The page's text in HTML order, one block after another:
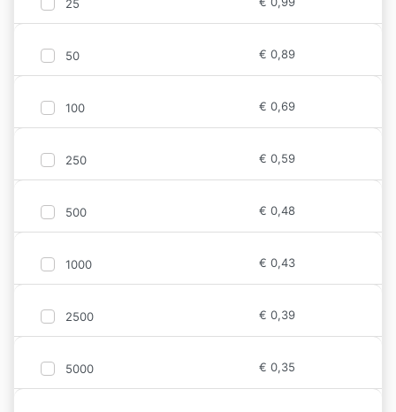
25
50 € 0,89
100 € 0,69
250 € 0,59
500 € 0,48
1000 € 0,43
2500 € 0,39
5000 € 0,35